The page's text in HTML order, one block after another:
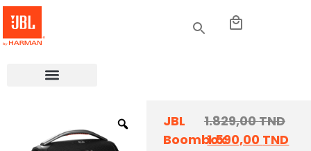
JBL
Boombox
1.829,00TND
1.590,00 TND